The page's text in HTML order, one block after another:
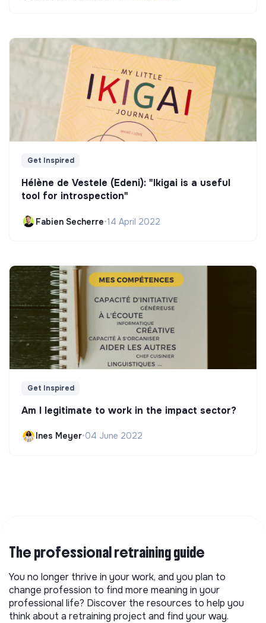
Get Inspired
Hélène de Vestele (Edeni): "Ikigai is a useful
tool for introspection"
Fabien Secherre•14 April 2022
Get Inspired
Am I legitimate to work in the impact sector?
Ines Meyer•04 June 2022
The professional retraining guide
You no longer thrive in your work, and you plan to
change profession to find more meaning in your
professional life? Discover the resources to help you
think about a retraining project and find your way.